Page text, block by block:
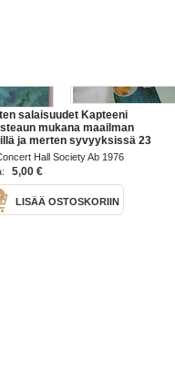
salaisuudet Kapteeni
mukana maailman
ja merten syvyyksissä 23
Hall Society Ab 1976
5,00 €
LISÄÄ OSTOSKORIIN